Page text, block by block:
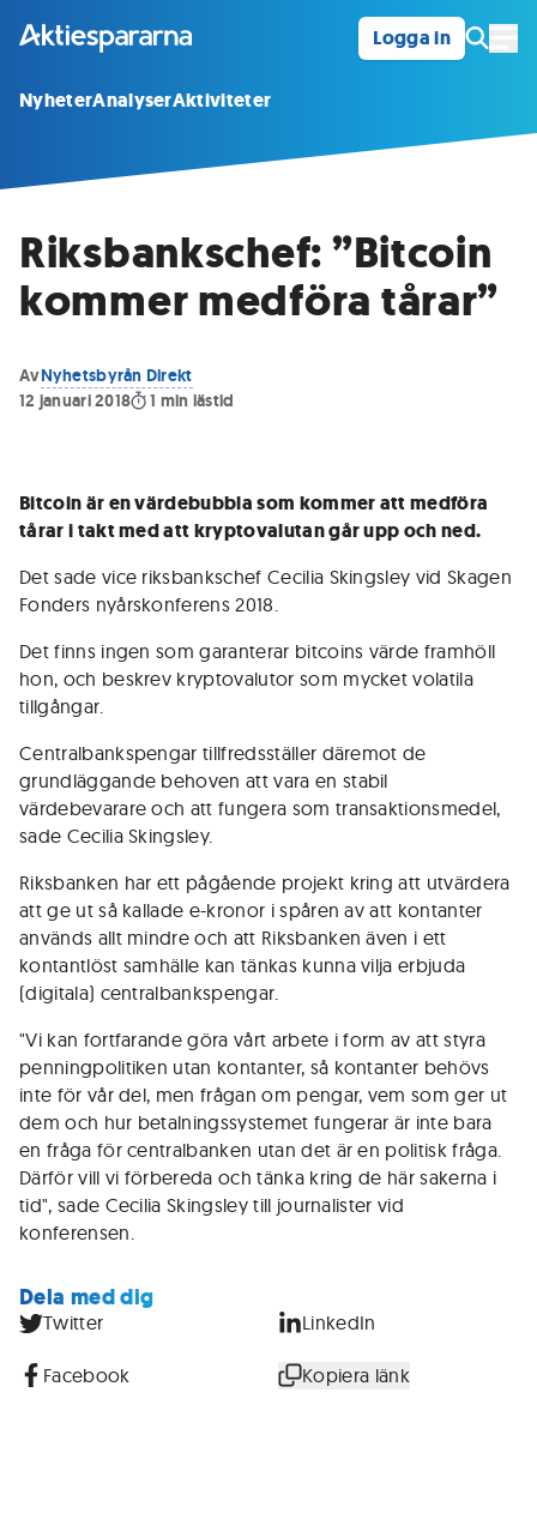
Logga in
NyheterAnalyserAktiviteter
Riksbankschef: ”Bitcoin
kommer medföra tårar”
AvNyhetsbyrån Direkt
12 januari 2018
1 min lästid
Bitcoin är en värdebubbla som kommer att medföra
tårar i takt med att kryptovalutan går upp och ned.
Det sade vice riksbankschef Cecilia Skingsley vid Skagen
Fonders nyårskonferens 2018.
Det finns ingen som garanterar bitcoins värde framhöll
hon, och beskrev kryptovalutor som mycket volatila
tillgångar.
Centralbankspengar tillfredsställer däremot de
grundläggande behoven att vara en stabil
värdebevarare och att fungera som transaktionsmedel,
sade Cecilia Skingsley.
Riksbanken har ett pågående projekt kring att utvärdera
att ge ut så kallade e-kronor i spåren av att kontanter
används allt mindre och att Riksbanken även i ett
kontantlöst samhälle kan tänkas kunna vilja erbjuda
(digitala) centralbankspengar.
"Vi kan fortfarande göra vårt arbete i form av att styra
penningpolitiken utan kontanter, så kontanter behövs
inte för vår del, men frågan om pengar, vem som ger ut
dem och hur betalningssystemet fungerar är inte bara
en fråga för centralbanken utan det är en politisk fråga.
Därför vill vi förbereda och tänka kring de här sakerna i
tid", sade Cecilia Skingsley till journalister vid
konferensen.
Dela med dig
Twitter LinkedIn
Facebook Kopiera länk